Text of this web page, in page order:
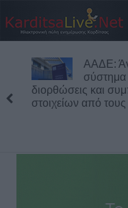
ΑΑΔΕ:
διορθώσεις και
στοιχείων από